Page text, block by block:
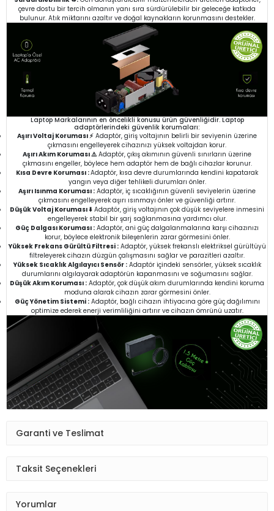
çevre dostu bir tercih olmanın yanı sıra sürdürülebilir bir geleceğe katkıda
bulunur. Atık miktarını azaltır ve doğal kaynakların korunmasını destekler.
Laptop Markalarının en öncelikli konusu ürün güvenliğidir. Laptop
adaptörlerindeki güvenlik korumaları:
Aşırı Voltaj Koruması ⚡ Adaptör, giriş voltajının belirli bir seviyenin üzerine
çıkmasını engelleyerek cihazınızı yüksek voltajdan korur.
Aşırı Akım Koruması ⚠️Adaptör, çıkış akımının güvenli sınırların üzerine
çıkmasını engeller, böylece hem adaptör hem de bağlı cihazlar korunur.
Kısa Devre Koruması :Adaptör, kısa devre durumlarında kendini kapatarak
yangın veya diğer tehlikeli durumları önler.
Aşırı Isınma Koruması : Adaptör, iç sıcaklığının güvenli seviyelerin üzerine
çıkmasını engelleyerek aşırı ısınmayı önler ve güvenliği artırır.
Düşük Voltaj Koruması ⬇️ Adaptör, giriş voltajının çok düşük seviyelere inmesini
engelleyerek stabil bir şarj sağlanmasına yardımcı olur.
Güç Dalgası Koruması : Adaptör, ani güç dalgalanmalarına karşı cihazınızı
korur, böylece elektronik bileşenlerin zarar görmesini önler.
Yüksek Frekans Gürültü Filtresi :Adaptör, yüksek frekanslı elektriksel gürültüyü
filtreleyerek cihazın düzgün çalışmasını sağlar ve parazitleri azaltır.
Yüksek Sıcaklık Algılayıcı Sensör :Adaptör içindeki sensörler, yüksek sıcaklık
durumlarını algılayarak adaptörün kapanmasını ve soğumasını sağlar.
Düşük Akım Koruması : Adaptör, çok düşük akım durumlarında kendini koruma
moduna alarak cihazın zarar görmesini önler.
Güç Yönetim Sistemi :Adaptör, bağlı cihazın ihtiyacına göre güç dağılımını
optimize ederek enerji verimliliğini artırır ve cihazın ömrünü uzatır.
Garanti ve Teslimat
Taksit Seçenekleri
Yorumlar